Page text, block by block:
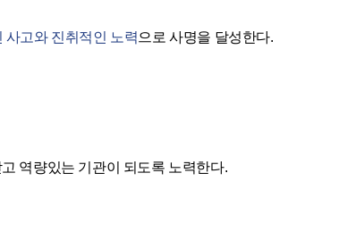
사고와 진취적인 노력으로 사명을 달성한다.
역량있는 기관이 되도록 노력한다.